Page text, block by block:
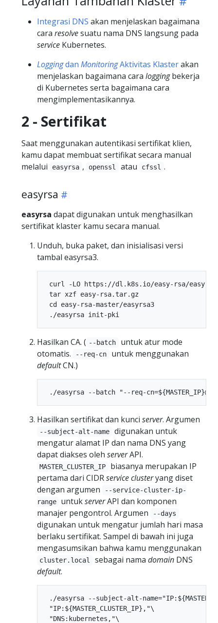
Integrasi DNS akan menjelaskan bagaimana
cara resolvesuatu nama DNS langsung pada
service Kubernetes.
Loggingdan MonitoringAktivitas Klasterakan
menjelaskan bagaimana cara loggingbekerja
di Kubernetes serta bagaimana cara
mengimplementasikannya.
2 - Sertifikat
Saat menggunakan autentikasi sertifikat klien,
kamu dapat membuat sertifikat secara manual
melalui
easyrsa , openssl atau cfssl .
easyrsa
easyrsa dapat digunakan untuk menghasilkan
sertifikat klaster kamu secara manual.
Unduh, buka paket, dan inisialisasi versi
tambal easyrsa3.
curl -LO https://dl.k8s.io/easy-rsa/easy-
tar xzf easy-rsa.tar.gz
cd easy-rsa-master/easyrsa3
Hasilkan CA. ( --batch
untuk atur mode
otomatis.
--req-cn
untuk menggunakan
defaultCN.)
Hasilkan sertifikat dan kunci server. Argumen
--subject-alt-name
digunakan untuk
mengatur alamat IP dan nama DNS yang
dapat diakses oleh serverAPI.
MASTER_CLUSTER_IP
biasanya merupakan IP
pertama dari CIDRservice clusteryang diset
dengan argumen
--service-cluster-ip-
range
untukserverAPI dan komponen
manajer pengontrol. Argumen
--days
digunakan untuk mengatur jumlah hari masa
berlaku sertifikat. Sampel di bawah ini juga
mengasumsikan bahwa kamu menggunakan
cluster.local sebagai nama domainDNS
default.
./easyrsa --subject-alt-
"IP:${MASTER_CLUSTER_IP},"\
"DNS:kubernetes,"\